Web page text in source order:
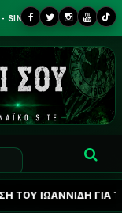
2013
ΓΙΑ ΤΟ ΜΕΛΛΟΝ